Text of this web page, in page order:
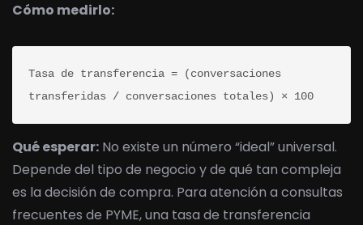
Cómo medirlo:
Tasa de transferencia = (conversaciones
transferidas / conversaciones totales) × 100
Qué esperar: No existe un número “ideal” universal.
Depende del tipo de negocio y de qué tan compleja
es la decisión de compra. Para atención a consultas
frecuentes de PYME, una tasa de transferencia